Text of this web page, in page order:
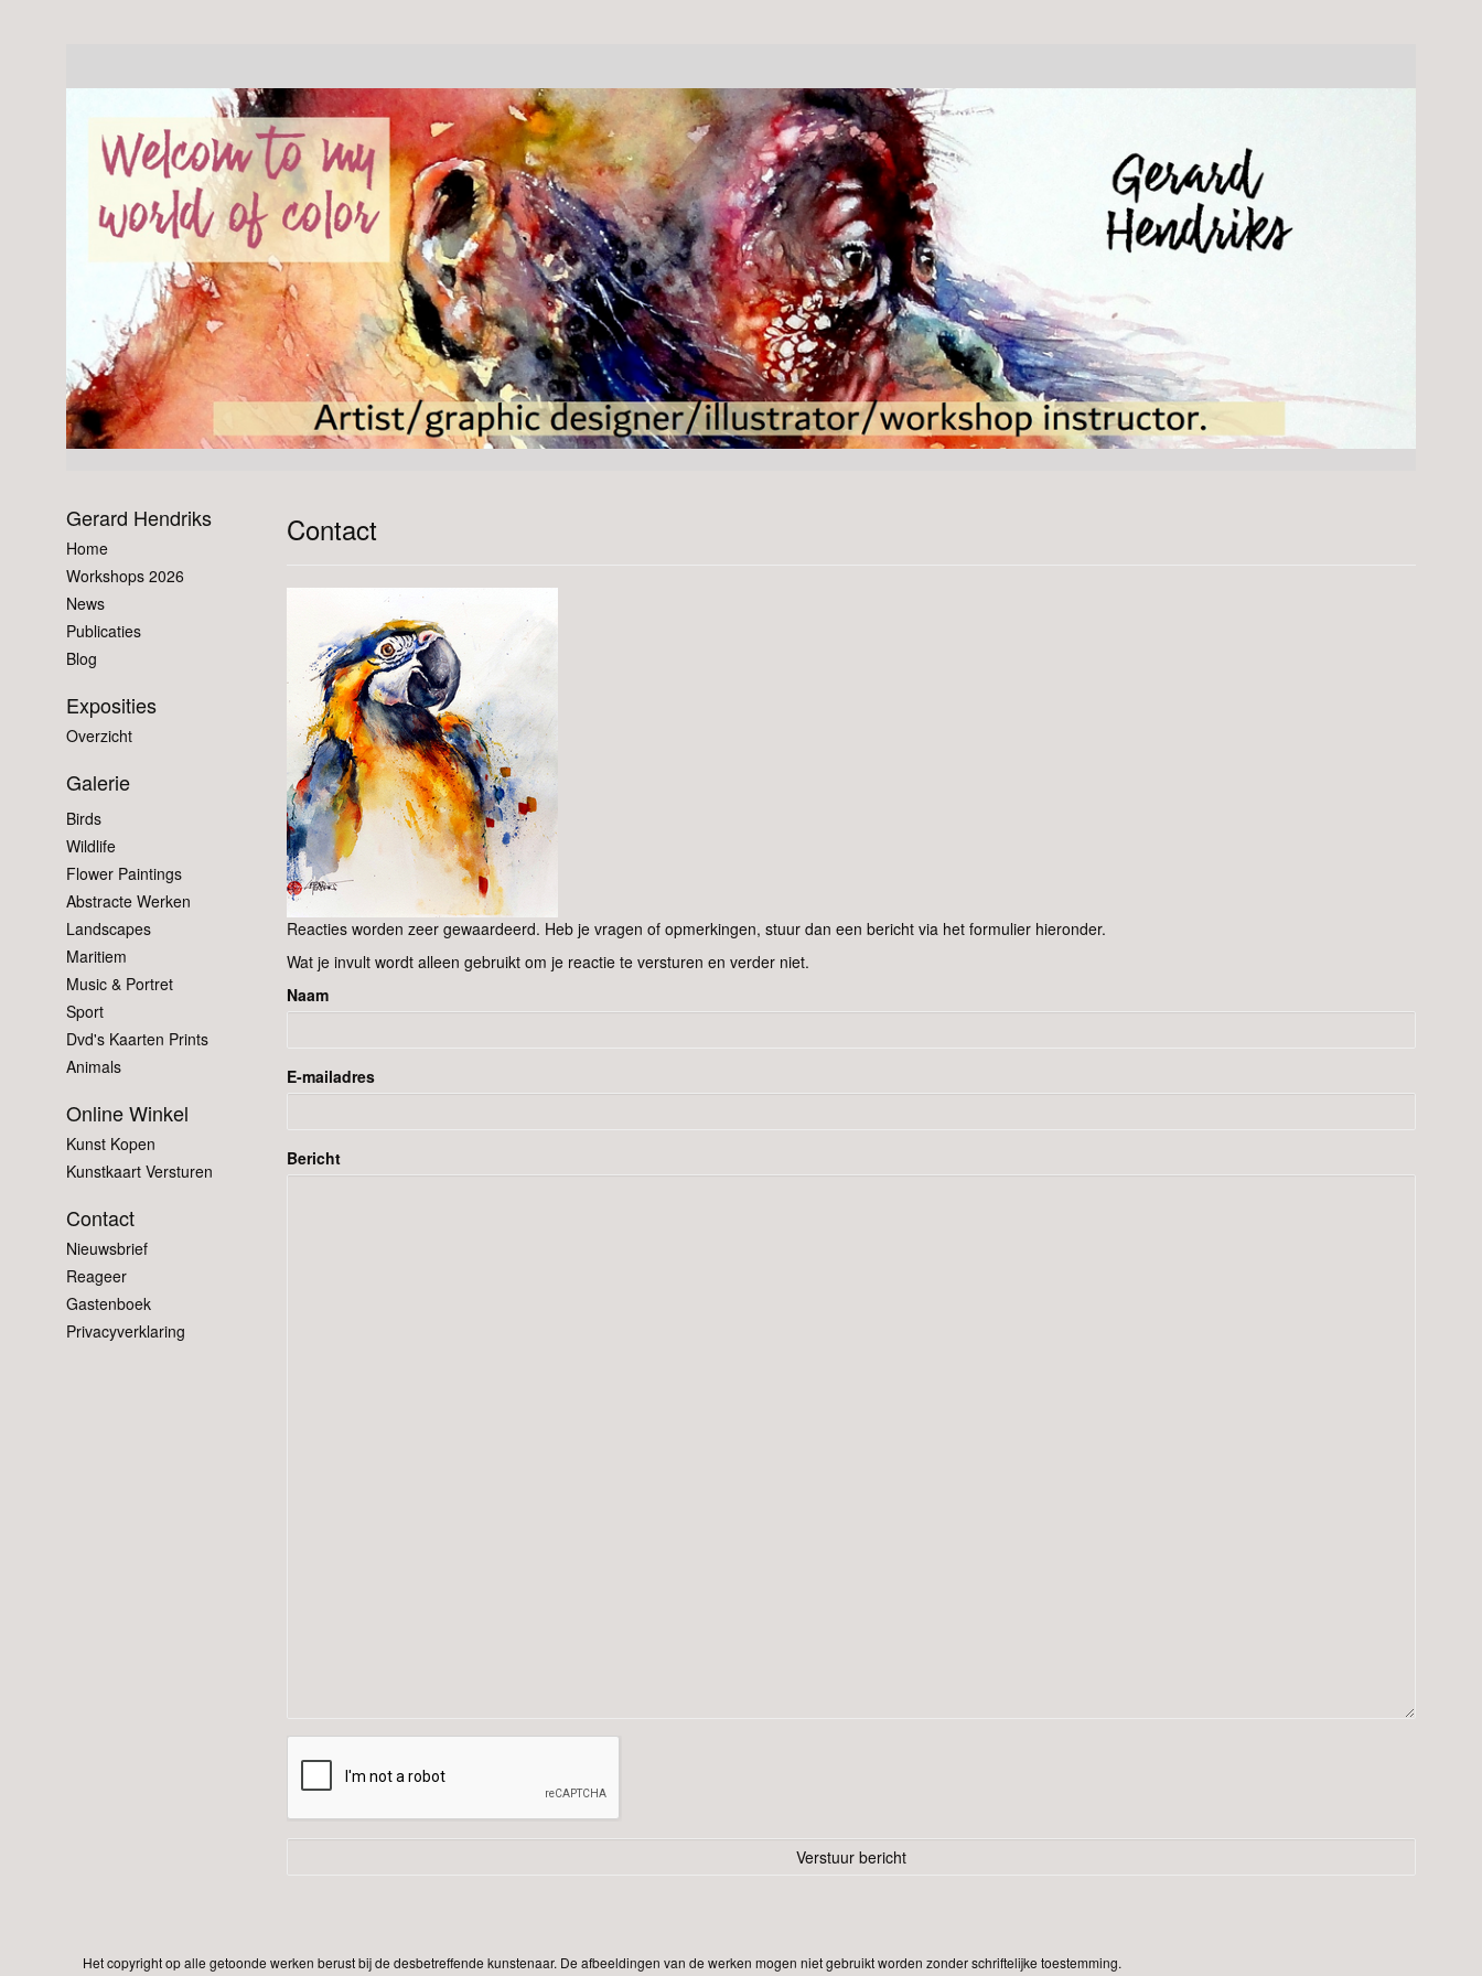
Contact
Reacties worden zeer gewaardeerd. Heb je vragen of opmerkingen, stuur dan een bericht via het formulier hieronder.
Wat je invult wordt alleen gebruikt om je reactie te versturen en verder niet.
Naam
E-mailadres
Bericht
Gerard Hendriks
Home
Workshops 2026
News
Publicaties
Blog
Exposities
Overzicht
Galerie
Birds
Wildlife
Flower Paintings
Abstracte Werken
Landscapes
Maritiem
Music & Portret
Sport
Dvd's Kaarten Prints
Animals
Online Winkel
Kunst Kopen
Kunstkaart Versturen
Contact
Nieuwsbrief
Reageer
Gastenboek
Privacyverklaring
Het copyright op alle getoonde werken berust bij de desbetreffende kunstenaar. De afbeeldingen van de werken mogen niet gebruikt worden zonder schriftelijke toestemming.